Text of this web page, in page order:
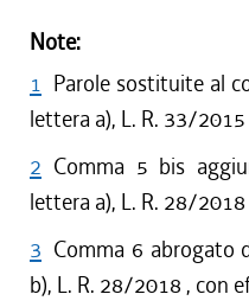
Note:
1 Parole sostituite al
lettera a), L. R. 33/2015
2 Comma 5 bis
lettera a), L. R. 28/
3 Comma 6 abrogato
b), L. R. 28/2018 , con